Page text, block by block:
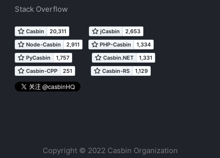
Stack Overflow
Copyright © 2022 Casbin Organization